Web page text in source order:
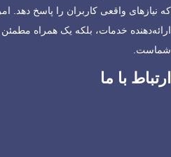
که نیازهای واقعی کاربران را پاسخ
ارائه‌دهنده خدمات، بلکه یک همراه
شماست.
ارتباط با ما